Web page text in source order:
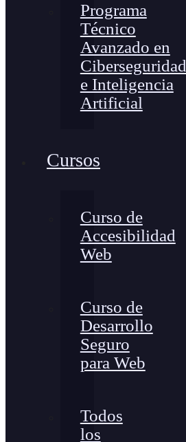
Programa
Técnico
Avanzado en
Ciberseguridad
e Inteligencia
Artificial
Cursos
Curso de
Accesibilidad
Web
Curso de
Desarrollo
Seguro
para Web
Todos
los